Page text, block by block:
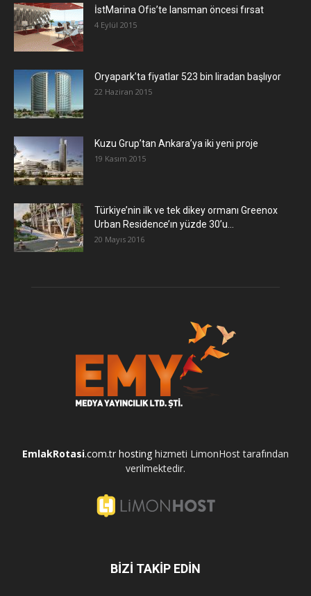
İstMarina Ofis’te lansman öncesi fırsat
4 Eylül 2015
Oryapark’ta fiyatlar 523 bin liradan başlıyor
22 Haziran 2015
​Kuzu Grup’tan Ankara’ya iki yeni proje
19 Kasım 2015
Türkiye’nin ilk ve tek dikey ormanı Greenox
Urban Residence’ın yüzde 30’u...
20 Mayıs 2016
EmlakRotasi.com.tr hosting hizmeti LimonHost tarafından
verilmektedir.
BİZİ TAKİP EDİN